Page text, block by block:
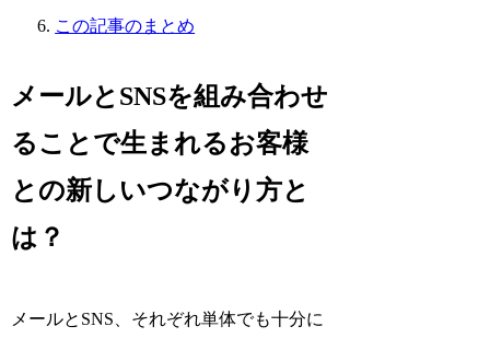
この記事のまとめ
メールとSNSを組み合わせ
ることで生まれるお客様
との新しいつながり方と
は？
メールとSNS、それぞれ単体でも十分に